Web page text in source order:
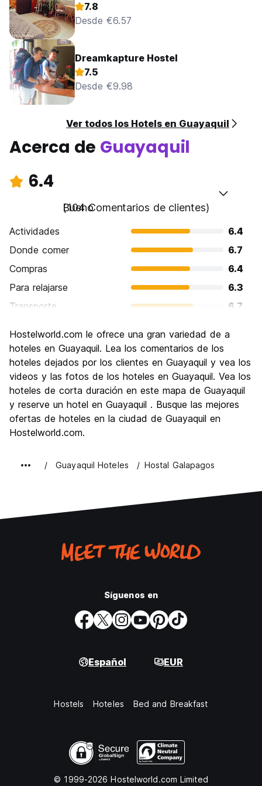
7.8
Desde €6.57
Dreamkapture Hostel
7.5
Desde €9.98
Ver todos los Hotels en Guayaquil
Acerca de Guayaquil
6.4
Bueno
(104 Comentarios de clientes)
Actividades
6.4
Donde comer
6.7
Compras
6.4
Para relajarse
6.3
Transporte
6.7
Cultura
Fiesta
6.0
Calidad Precio
6.4
Hostelworld.com le ofrece una gran variedad de a
hoteles en Guayaquil. Lea los comentarios de los
hoteles dejados por los clientes en Guayaquil y vea los
videos y las fotos de los hoteles en Guayaquil. Vea los
hoteles de corta duración en este mapa de Guayaquil
y reserve un hotel en Guayaquil . Busque las mejores
ofertas de hoteles en la ciudad de Guayaquil en
Hostelworld.com.
Guayaquil Hoteles Hostal Galapagos
Síguenos en
Español EUR
Hostels Hoteles Bed and Breakfast
© 1999-2026 Hostelworld.com Limited